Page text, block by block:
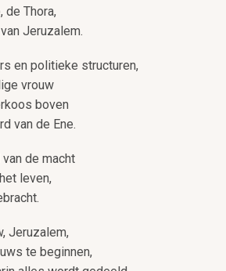
de Thora,
Jeruzalem.
en politieke structuren,
vrouw
boven
van de Ene.
de macht
leven,
Jeruzalem,
te beginnen,